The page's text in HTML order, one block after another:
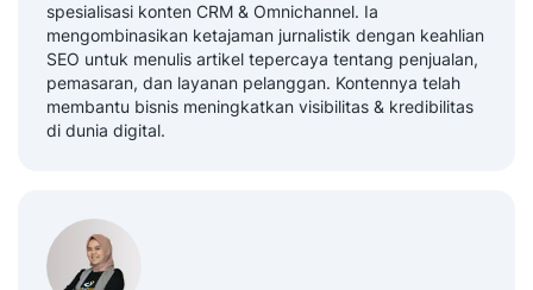
spesialisasi konten CRM & Omnichannel. Ia
mengombinasikan ketajaman jurnalistik dengan keahlian
SEO untuk menulis artikel tepercaya tentang penjualan,
pemasaran, dan layanan pelanggan. Kontennya telah
membantu bisnis meningkatkan visibilitas & kredibilitas
di dunia digital.